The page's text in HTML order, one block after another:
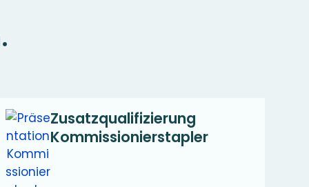
Zusatzqualifizierung
Kommissionierstapler